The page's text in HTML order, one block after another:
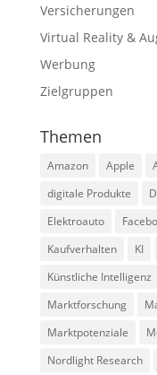
Versicherungen
Virtual Reality &
Werbung
Zielgruppen
Themen
Amazon Apple
digitale Produkte
Elektroauto
Kaufverhalten
KI
Künstliche Intelligenz
Marktforschung
Marktpotenziale
Nordlight Research